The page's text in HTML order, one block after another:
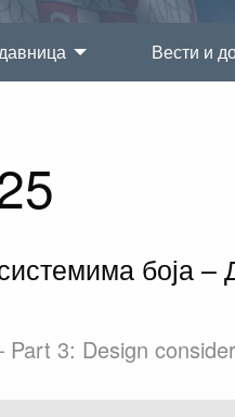
Вести и
боја –
3: Design